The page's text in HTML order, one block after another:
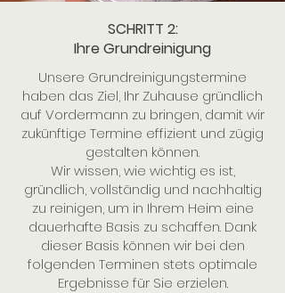
SCHRITT 2:
Ihre Grundreinigung
Unsere Grundreinigungstermine
haben das Ziel, Ihr Zuhause gründlich
auf Vordermann zu bringen, damit wir
zukünftige Termine effizient und zügig
gestalten können.
Wir wissen, wie wichtig es ist,
gründlich, vollständig und nachhaltig
zu reinigen, um in Ihrem Heim eine
dauerhafte Basis zu schaffen. Dank
dieser Basis können wir bei den
folgenden Terminen stets optimale
Ergebnisse für Sie erzielen.